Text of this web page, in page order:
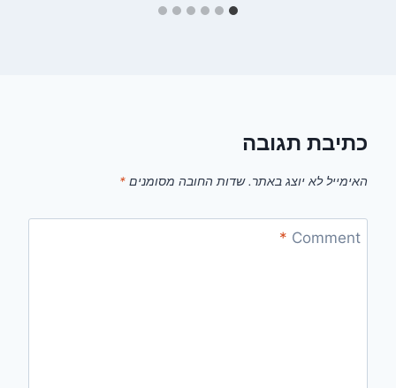
כתיבת תגובה
האימייל לא יוצג באתר. שדות החובה מסומנים *
Comment
*